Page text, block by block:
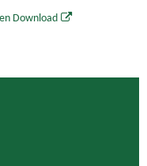
Download